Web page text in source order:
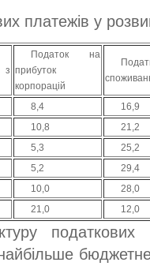
платежів у
Податок на
прибуток
корпорацій
8,4
16,9
10,8
21,2
5,3
25,2
5,2
29,4
10,0
28,0
21,0 12,0